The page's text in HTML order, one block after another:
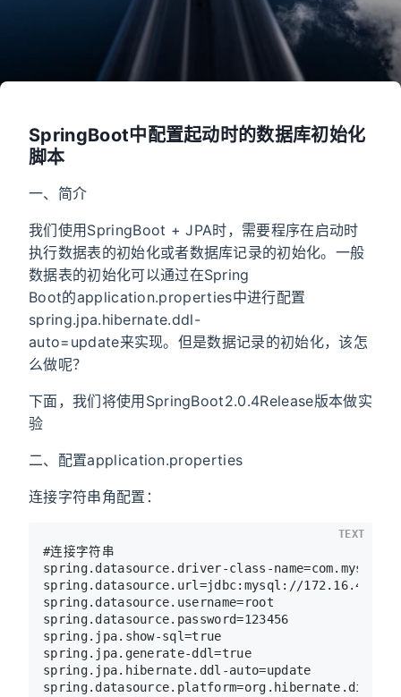
SpringBoot中配置起动时的数据库初始化
脚本
一、简介
我们使用SpringBoot + JPA时，需要程序在启动时
执行数据表的初始化或者数据库记录的初始化。一般
数据表的初始化可以通过在Spring
Boot的application.properties中进行配置
spring.jpa.hibernate.ddl-
auto=update来实现。但是数据记录的初始化，该怎
么做呢？
下面，我们将使用SpringBoot2.0.4Release版本做实
验
二、配置application.properties
连接字符串角配置：
#连接字符串
spring.datasource.driver-class-
spring.datasource.url=jdbc:mysql://
spring.datasource.username=root
spring.datasource.password=123456
spring.jpa.show-sql=true
spring.jpa.generate-ddl=true
spring.jpa.hibernate.ddl-auto=update
TEXT